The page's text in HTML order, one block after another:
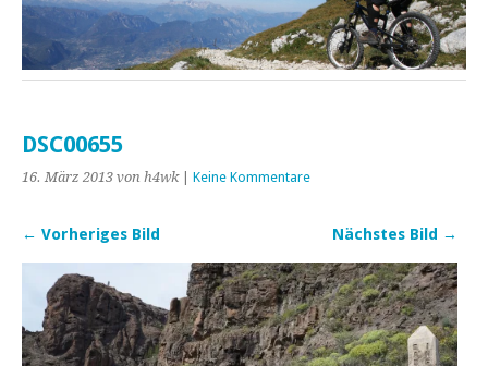
DSC00655
16. März 2013 von h4wk| Keine Kommentare
← Vorheriges Bild Nächstes Bild →